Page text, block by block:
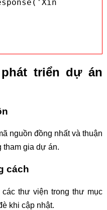
triển dự án
nguồn đồng nhất và thuận
tham gia dự án.
cách
thư viện trong thư mục
khi cập nhật.